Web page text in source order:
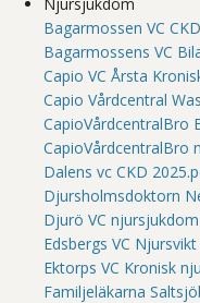
Bagarmossen VC
Bagarmossens VC
Capio VC Årsta
Capio Vårdcentral
CapioVårdcentralBro
CapioVårdcentralBro
Dalens vc CKD
Djursholmsdoktorn
Djurö VC
Edsbergs VC
Ektorps VC Kronisk
Familjeläkarna